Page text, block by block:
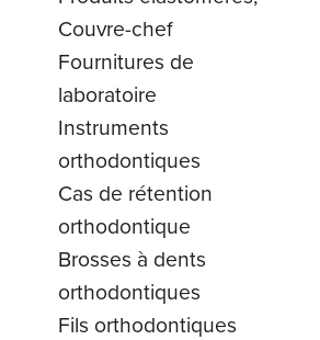
Couvre-chef
Fournitures de
laboratoire
Instruments
orthodontiques
Cas de rétention
orthodontique
Brosses à dents
orthodontiques
Fils orthodontiques